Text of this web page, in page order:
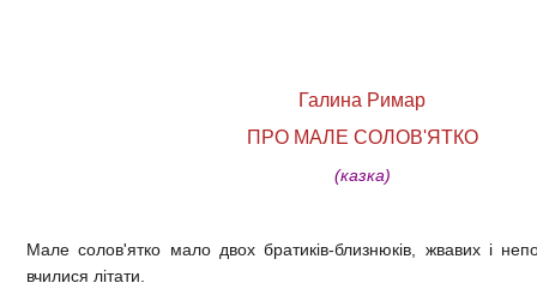
Галина Римар
ПРО МАЛЕ СОЛОВ'ЯТКО
(казка)
Мале солов'ятко мало двох братиків-близнюків, жвавих і
вчилися літати.